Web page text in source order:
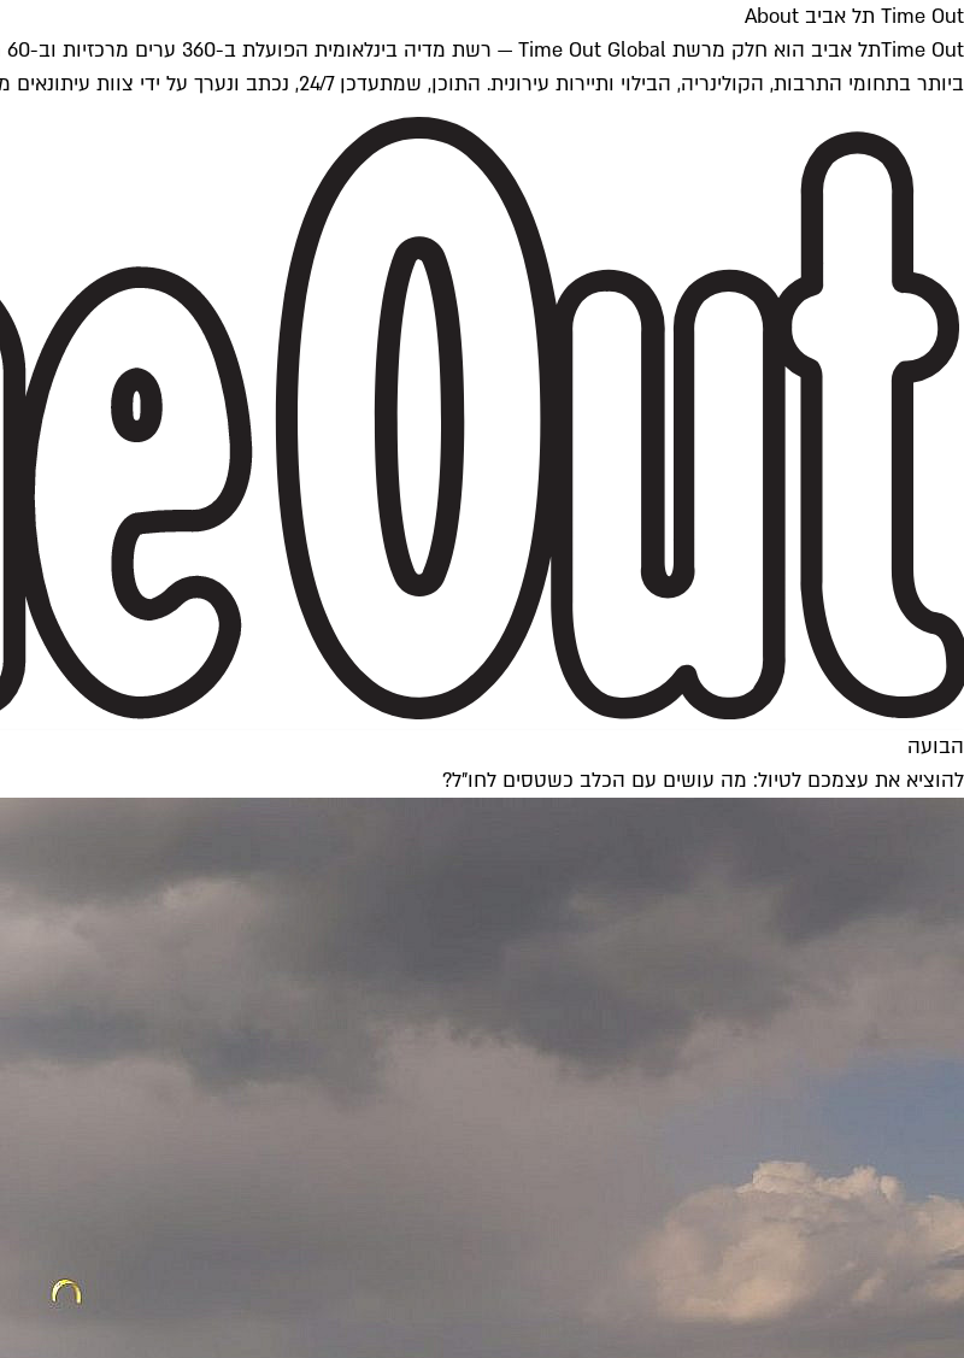
Time Out תל אביב About
ביותר בתחומי התרבות, הקולינריה, הבילוי ותיירות עירונית. התוכן, שמתעדכן 24/7, נכתב ונערך על ידי צוות עיתונאים מקצועי מקומי בישראל, בהתאם לסטנדרטים של Time Out העולמית.
הבועה
להוציא את עצמכם לטיול: מה עושים עם הכלב כשטסים לחו"ל?